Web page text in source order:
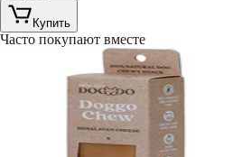
Купить
Часто покупают вместе